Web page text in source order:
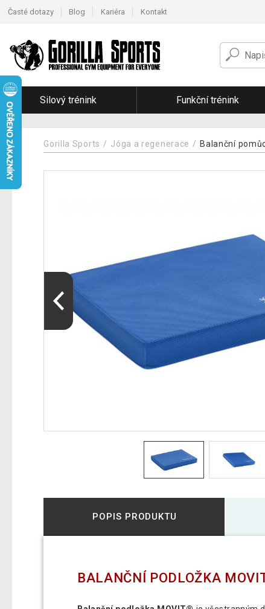
Časté dotazy Blog Kariéra Kontakt
Silový trénink Funkční trénink
Gorilla Sports Jóga a regenerace Balanční
POPIS PRODUKTU
BALANČNÍ PODLOŽKA